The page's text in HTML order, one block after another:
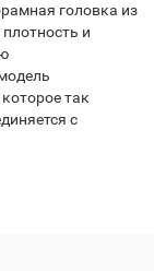
головка из
и
так
с